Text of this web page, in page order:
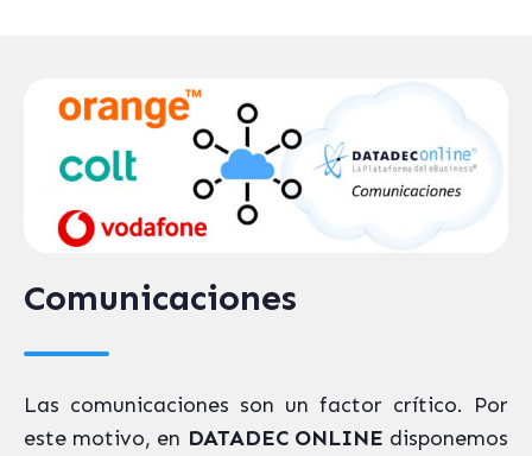
Comunicaciones
Las comunicaciones son un factor crítico. Por
este motivo, en DATADEC ONLINE disponemos